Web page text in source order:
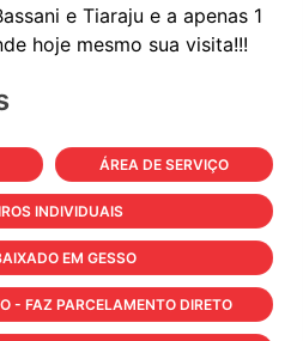
e Tiaraju e a apenas 1
ÁREA DE SERVIÇO
INDIVIDUAIS
EM GESSO
- FAZ PARCELAMENTO DIRETO